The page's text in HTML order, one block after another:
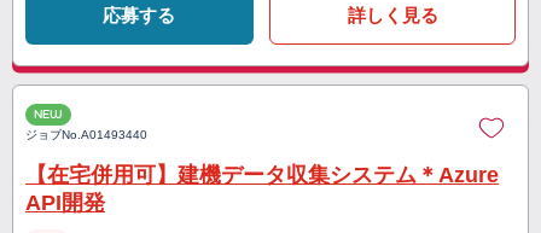
応募する 詳しく見る
NEW
ジョブNo.A01493440
【在宅併用可】建機データ収集システム＊Azure
API開発